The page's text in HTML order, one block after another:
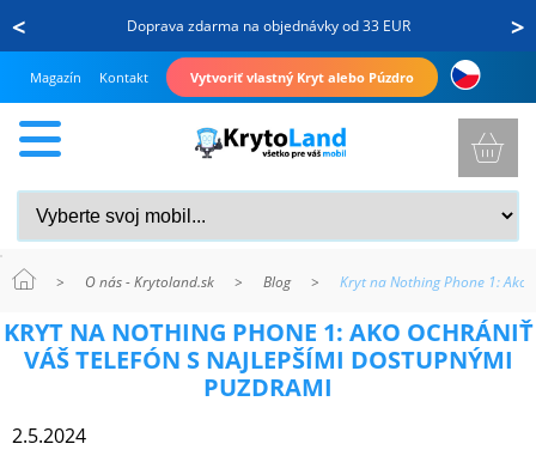
< >
Doprava zdarma na objednávky od 33 EUR
Magazín Kontakt Vytvoriť vlastný Kryt alebo Púzdro
A
MOBIL
KRYT NA NOTHING PHONE 1: AKO OCHRÁNIŤ
VÁŠ TELEFÓN S NAJLEPŠÍMI DOSTUPNÝMI
PUZDRAMI
2.5.2024
> O nás - Krytoland.sk > Blog > Kryt na Nothing Phone 1: